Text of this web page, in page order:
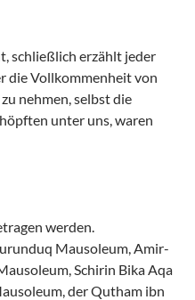
schließlich erzählt jeder
die Vollkommenheit von
nehmen, selbst die
unter uns, waren
werden.
Mausoleum, Amir-
Schirin Bika Aqa
der Qutham ibn